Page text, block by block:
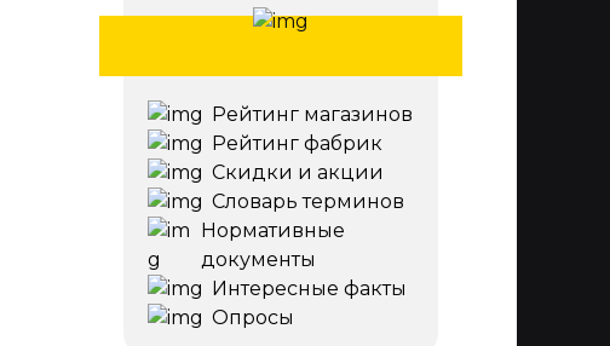
Рейтинг магазинов
Рейтинг фабрик
Скидки и акции
Словарь терминов
Нормативные
документы
Интересные факты
Опросы